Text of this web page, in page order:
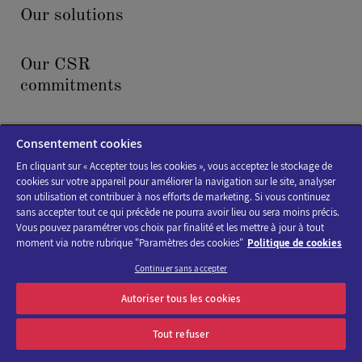
Our solutions
Our CSR
commitments
News & events
Cookies policy
Legal Notice
Accessibility : not compliant
Consentement cookies
En cliquant sur « Accepter tous les cookies », vous acceptez le stockage de
cookies sur votre appareil pour améliorer la navigation sur le site, analyser
son utilisation et contribuer à nos efforts de marketing. Si vous continuez
sans accepter tout ce qui précède ne pourra avoir lieu ou sera moins précis.
Vous pouvez paramétrer vos choix par finalité et les mettre à jour à tout
moment via notre rubrique "Paramètres des cookies" Politique de cookies
Continuer sans accepter
Autoriser tous les cookies
Tout refuser